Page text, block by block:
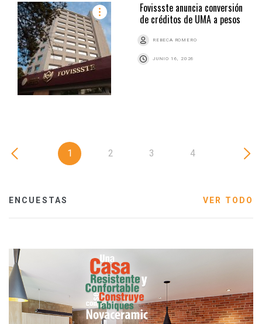
Fovissste anuncia conversión
de créditos de UMA a pesos
REBECA ROMERO
JUNIO 16, 2026
1 2 3 4
ENCUESTAS VER TODO